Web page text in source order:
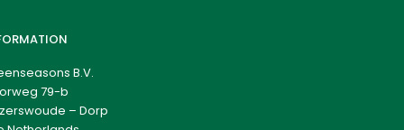
B.V.
79-b
– Dorp